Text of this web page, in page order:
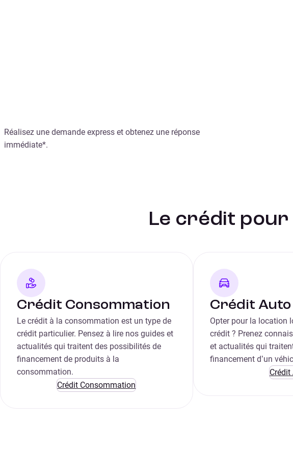
Réalisez une demande express et obtenez une réponse
immédiate*.
Le crédit pour
Crédit Consommation
Le crédit à la consommation est un type de
crédit particulier. Pensez à lire nos guides et
actualités qui traitent des possibilités de
financement de produits à la
consommation.
Crédit Consommation
Crédit Auto
Opter pour la location
crédit ? Prenez
et actualités qui
financement d’un
Crédit